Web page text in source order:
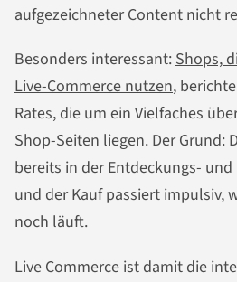
aufgezeichneter Content nicht
Besonders interessant:Shops,
Live-Commerce nutzen,
Rates, die um ein Vielfaches
Shop-Seiten liegen. Der Grund:
bereits in der Entdeckungs-
und der Kauf passiert impulsiv,
noch läuft.
Live Commerce ist damit die